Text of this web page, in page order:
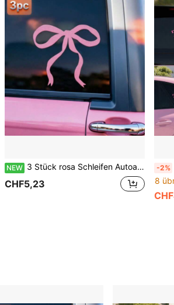
NEW 3 Stück rosa Schleifen Autoaufkleber, süßer Mädchenstil Vinylaufkleber, geeignet für Auto-Rückspiegel und Fenster, niedliche ästhetische Auto-Dekorationszubehör, 6 Zoll/8 Zoll
CHF5,23
-2%
8